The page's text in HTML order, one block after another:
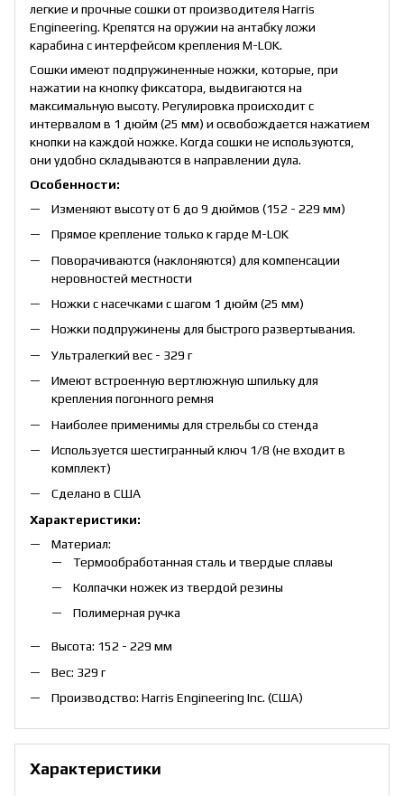
легкие и прочные сошки от производителя Harris
Engineering. Крепятся на оружии на антабку ложи
карабина с интерфейсом крепления M-LOK.
Сошки имеют подпружиненные ножки, которые, при
нажатии на кнопку фиксатора, выдвигаются на
максимальную высоту. Регулировка происходит с
интервалом в 1 дюйм (25 мм) и освобождается нажатием
кнопки на каждой ножке. Когда сошки не используются,
они удобно складываются в направлении дула.
Особенности:
Изменяют высоту от 6 до 9 дюймов (152 - 229 мм)
Прямое крепление только к гарде M-LOK
Поворачиваются (наклоняются) для компенсации
неровностей местности
Ножки с насечками с шагом 1 дюйм (25 мм)
Ножки подпружинены для быстрого развертывания.
Ультралегкий вес - 329 г
Имеют встроенную вертлюжную шпильку для
крепления погонного ремня
Наиболее применимы для стрельбы со стенда
Используется шестигранный ключ 1/8 (не входит в
комплект)
Сделано в США
Характеристики:
Материал:
Термообработанная сталь и твердые сплавы
Колпачки ножек из твердой резины
Полимерная ручка
Высота: 152 - 229 мм
Вес: 329 г
Производство: Harris Engineering Inc. (США)
Характеристики